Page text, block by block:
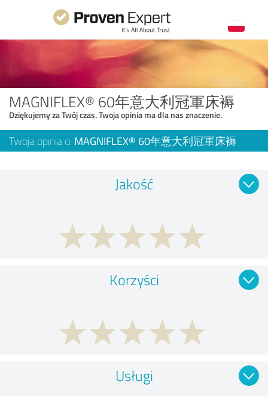
MAGNIFLEX® 60年意大利冠軍床褥
Dziękujemy za Twój czas. Twoja opinia ma dla nas znaczenie.
Twoja opinia o: MAGNIFLEX® 60年意大利冠軍床褥
Jakość
Korzyści
Usługi